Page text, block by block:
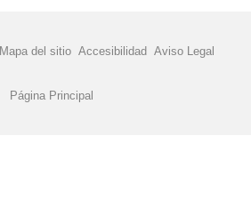
Mapa del sitio Accesibilidad Aviso Legal
Página Principal